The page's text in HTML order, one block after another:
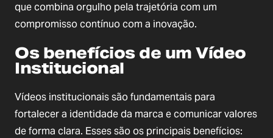
que combina orgulho pela trajetória com um
compromisso contínuo com a inovação.
Os benefícios de um Vídeo
Institucional
Vídeos institucionais são fundamentais para
fortalecer a identidade da marca e comunicar valores
de forma clara. Esses são os principais benefícios: